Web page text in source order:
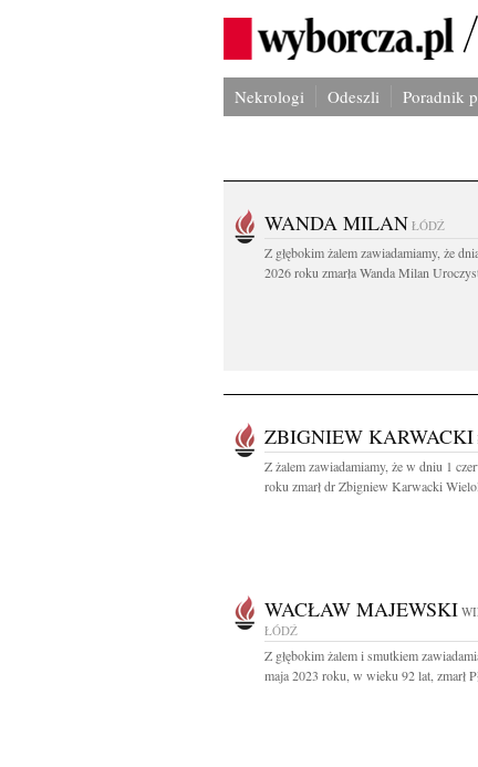
Nekrologi Odeszli Poradnik
WANDA MILAN ŁÓDŹ
Z głębokim żalem zawiadamiamy, że
2026 roku zmarła Wanda Milan
ZBIGNIEW KARWACKI
Z żalem zawiadamiamy, że w dniu 1
roku zmarł dr Zbigniew Karwacki
WACŁAW MAJEWSKI
ŁÓDŹ
Z głębokim żalem i smutkiem
maja 2023 roku, w wieku 92 lat, zmarł